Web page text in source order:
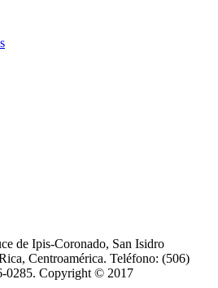
de Ipis-Coronado, San Isidro
Centroamérica. Teléfono: (506)
0285. Copyright © 2017